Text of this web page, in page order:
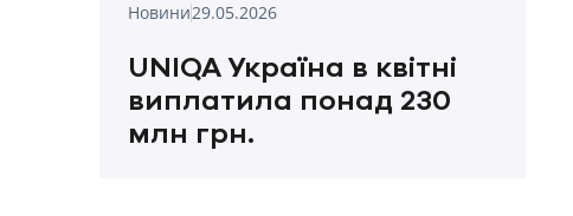
Новини29.05.2026
UNIQA Україна в квітні
виплатила понад 230
млн грн.